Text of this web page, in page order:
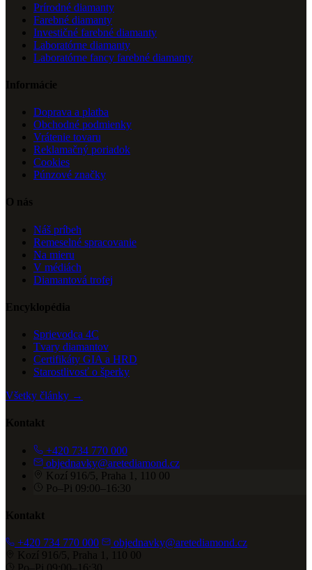
Prírodné diamanty
Farebné diamanty
Investičné farebné diamanty
Laboratórne diamanty
Laboratórne fancy farebné diamanty
Informácie
Doprava a platba
Obchodné podmienky
Vrátenie tovaru
Reklamačný poriadok
Cookies
Púnzové značky
O nás
Náš príbeh
Remeselné spracovanie
Na mieru
V médiách
Diamantová trofej
Encyklopédia
Sprievodca 4C
Tvary diamantov
Certifikáty GIA a HRD
Starostlivosť o šperky
Všetky články →
Kontakt
+420 734 770 000
objednavky@aretediamond.cz
Kozí 916/5, Praha 1, 110 00
Po–Pi 09:00–16:30
Kontakt
+420 734 770 000
objednavky@aretediamond.cz
Kozí 916/5, Praha 1, 110 00